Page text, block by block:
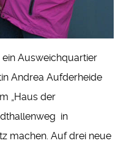
ein Ausweichquartier
Andrea Aufderheide
„Haus der
in
machen. Auf drei neue